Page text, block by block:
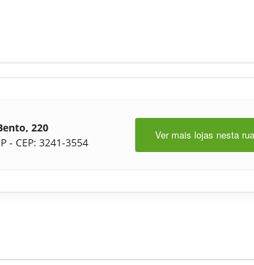
220
- CEP: 3241-3554
Ver mais lojas nesta rua